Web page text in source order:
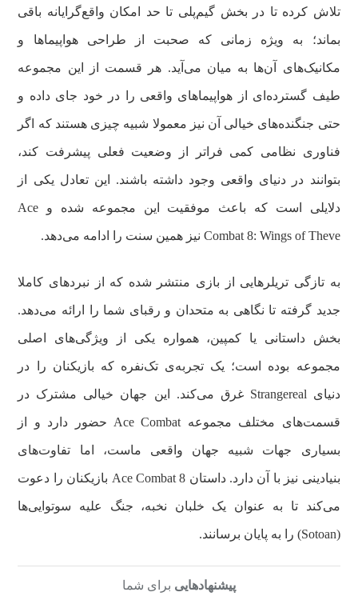
تلاش کرده تا در بخش گیم‌پلی تا حد امکان واقع‌گرایانه باقی
بماند؛ به‌ ویژه زمانی که صحبت از طراحی هواپیماها و
مکانیک‌های آن‌ها به میان می‌آید. هر قسمت از این مجموعه
طیف گسترده‌ای از هواپیماهای واقعی را در خود جای داده و
حتی جنگنده‌های خیالی آن نیز معمولا شبیه چیزی هستند که اگر
فناوری نظامی کمی فراتر از وضعیت فعلی پیشرفت کند،
بتوانند در دنیای واقعی وجود داشته باشند. این تعادل یکی از
دلایلی است که باعث موفقیت این مجموعه شده و Ace
Combat 8: Wings of Theve نیز همین سنت را ادامه می‌دهد.
به تازگی تریلرهایی از بازی منتشر شده که از نبردهای کاملا
جدید گرفته تا نگاهی به متحدان و رقبای شما را ارائه می‌دهد.
بخش داستانی یا کمپین، همواره یکی از ویژگی‌های اصلی
مجموعه بوده است؛ یک تجربه‌ی تک‌نفره که بازیکنان را در
دنیای Strangereal غرق می‌کند. این جهان خیالی مشترک در
قسمت‌های مختلف مجموعه Ace Combat حضور دارد و از
بسیاری جهات شبیه جهان واقعی ماست، اما تفاوت‌های
بنیادینی نیز با آن دارد. داستان Ace Combat 8 بازیکنان را دعوت
می‌کند تا به عنوان یک خلبان نخبه، جنگ علیه سوتوایی‌ها
(Sotoan) را به پایان برسانند.
پیشنهادهایی برای شما